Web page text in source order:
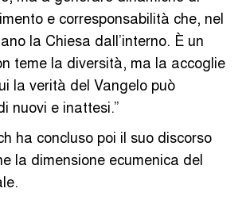
e corresponsabilità che, nel
la Chiesa dall’interno. È un
teme la diversità, ma la accoglie
la verità del Vangelo può
nuovi e inattesi.”
ha concluso poi il suo discorso
la dimensione ecumenica del